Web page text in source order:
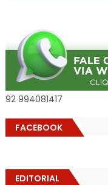
92 994081417
FACEBOOK
EDITORIAL